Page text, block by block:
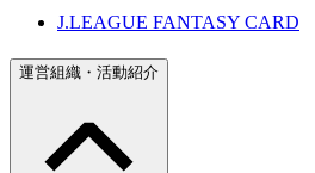
J.LEAGUE FANTASY CARD
運営組織・活動紹介